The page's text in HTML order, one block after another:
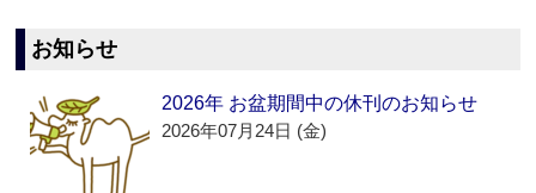
お知らせ
2026年 お盆期間中の休刊のお知らせ
2026年07月24日 (金)